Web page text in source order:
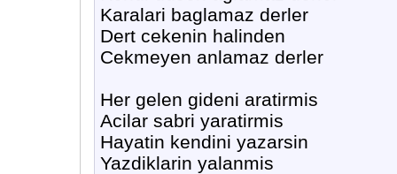
Karalari baglamaz derler
Dert cekenin halinden
Cekmeyen anlamaz derler
Her gelen gideni aratirmis
Acilar sabri yaratirmis
Hayatin kendini yazarsin
Yazdiklarin yalanmis